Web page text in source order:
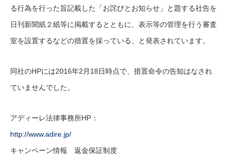
る行為を行った旨記載した「お詫びとお知らせ」と題する社告を
日刊新聞紙２紙等に掲載するとともに、表示等の管理を行う審査
室を設置するなどの措置を採っている、と発表されています。
同社のHPには2016年2月18日時点で、措置命令の告知はなされ
ていませんでした。
アディーレ法律事務所HP：
http://www.adire.jp/
キャンペーン情報 返金保証制度